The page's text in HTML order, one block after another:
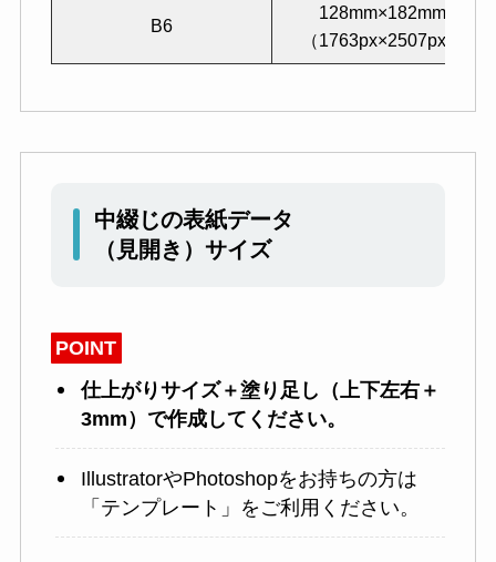
B6
128mm×182mm
（1763px×2507px）
中綴じの表紙データ
（見開き）サイズ
POINT
仕上がりサイズ＋塗り足し（上下左右＋
3mm）で作成してください。
IllustratorやPhotoshopをお持ちの方は
「テンプレート」をご利用ください。